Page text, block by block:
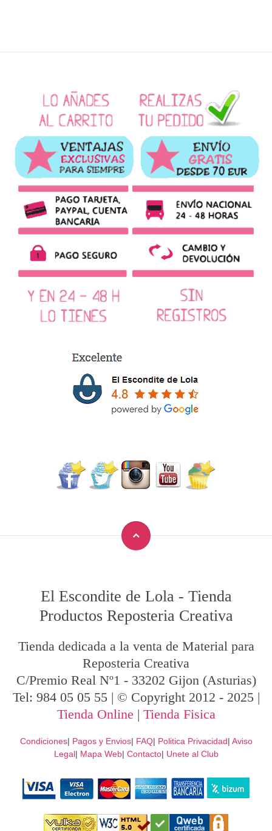
El Escondite de Lola - Tienda
Productos Reposteria Creativa
Tienda dedicada a la venta de Material para
Reposteria Creativa
C/Premio Real Nº1 - 33202 Gijon (Asturias)
Tel: 984 05 05 55 | © Copyright 2012 - 2025 |
Tienda Online | Tienda Fisica
Condiciones| Pagos y Envios| FAQ| Politica Privacidad| Aviso
Legal| Mapa Web| Contacto| Unete al Club